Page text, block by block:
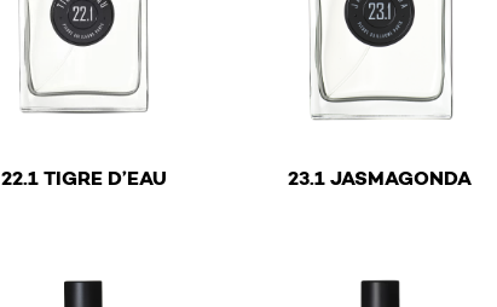
22.1 TIGRE D’EAU 23.1 JASMAGONDA